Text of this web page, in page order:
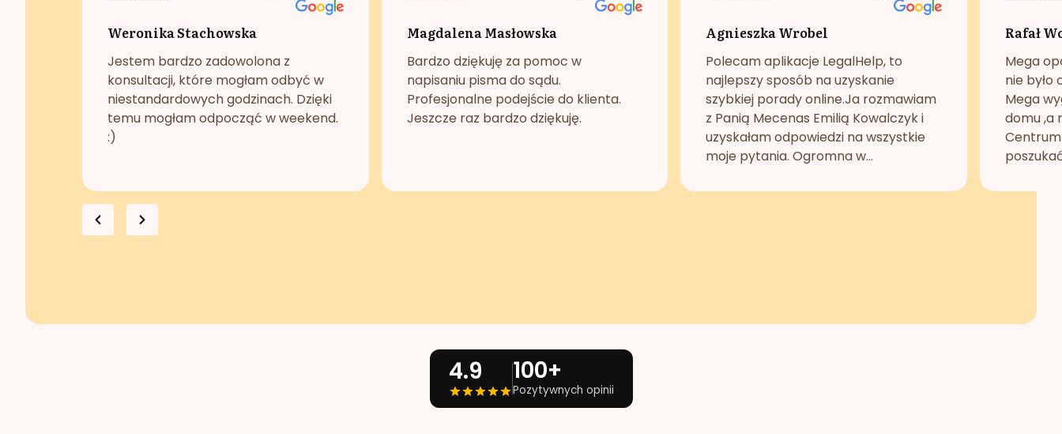
Weronika Stachowska
Jestem bardzo zadowolona z
konsultacji, które mogłam odbyć w
niestandardowych godzinach. Dzięki
temu mogłam odpocząć w weekend.
:)
Magdalena Masłowska
Bardzo dziękuję za pomoc w
napisaniu pisma do sądu.
Profesjonalne podejście do klienta.
Jeszcze raz bardzo dziękuję.
Agnieszka Wrobel
Polecam aplikacje LegalHelp, to
najlepszy sposób na uzyskanie
szybkiej porady online.Ja rozmawiam
z Panią Mecenas Emilią Kowalczyk i
uzyskałam odpowiedzi na wszystkie
moje pytania. Ogromna w...
Rafał
Mega
nie było
Mega
domu ,a
4.9 100+
Pozytywnych opinii